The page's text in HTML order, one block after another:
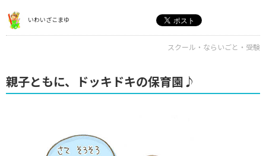
いわいざこまゆ
スクール・ならいごと・受験
親子ともに、ドッキドキの保育園♪